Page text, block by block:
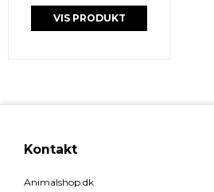
VIS PRODUKT
Kontakt
Animalshop.dk